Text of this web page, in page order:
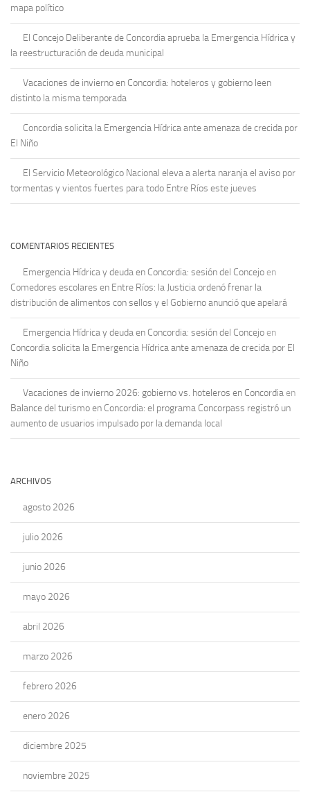
mapa político
El Concejo Deliberante de Concordia aprueba la Emergencia Hídrica y
la reestructuración de deuda municipal
Vacaciones de invierno en Concordia: hoteleros y gobierno leen
distinto la misma temporada
Concordia solicita la Emergencia Hídrica ante amenaza de crecida por
El Niño
El Servicio Meteorológico Nacional eleva a alerta naranja el aviso por
tormentas y vientos fuertes para todo Entre Ríos este jueves
COMENTARIOS RECIENTES
Emergencia Hídrica y deuda en Concordia: sesión del Concejo en
Comedores escolares en Entre Ríos: la Justicia ordenó frenar la
distribución de alimentos con sellos y el Gobierno anunció que apelará
Emergencia Hídrica y deuda en Concordia: sesión del Concejo en
Concordia solicita la Emergencia Hídrica ante amenaza de crecida por El
Niño
Vacaciones de invierno 2026: gobierno vs. hoteleros en Concordia en
Balance del turismo en Concordia: el programa Concorpass registró un
aumento de usuarios impulsado por la demanda local
ARCHIVOS
agosto 2026
julio 2026
junio 2026
mayo 2026
abril 2026
marzo 2026
febrero 2026
enero 2026
diciembre 2025
noviembre 2025